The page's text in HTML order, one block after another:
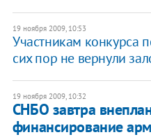
19 ноября 2009, 10:53
Участникам конкурса
сих пор не вернули
19 ноября 2009, 10:32
СНБО завтра
финансирование